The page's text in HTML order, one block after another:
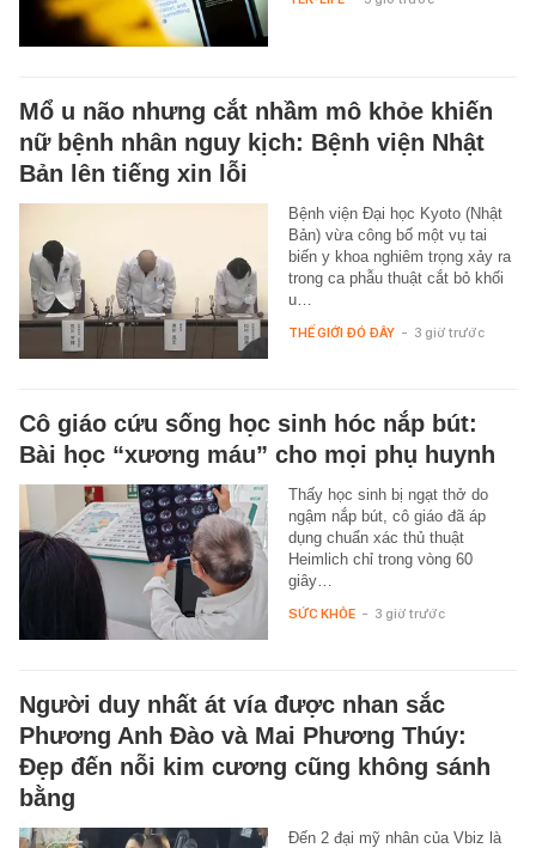
Mổ u não nhưng cắt nhầm mô khỏe khiến
nữ bệnh nhân nguy kịch: Bệnh viện Nhật
Bản lên tiếng xin lỗi
Bệnh viện Đại học Kyoto (Nhật
Bản) vừa công bố một vụ tai
biến y khoa nghiêm trọng xảy ra
trong ca phẫu thuật cắt bỏ khối
u…
THẾ GIỚI ĐÓ ĐÂY - 3 giờ trước
Cô giáo cứu sống học sinh hóc nắp bút:
Bài học “xương máu” cho mọi phụ huynh
Thấy học sinh bị ngạt thở do
ngậm nắp bút, cô giáo đã áp
dụng chuẩn xác thủ thuật
Heimlich chỉ trong vòng 60
giây…
SỨC KHỎE - 3 giờ trước
Người duy nhất át vía được nhan sắc
Phương Anh Đào và Mai Phương Thúy:
Đẹp đến nỗi kim cương cũng không sánh
bằng
Đến 2 đại mỹ nhân của Vbiz là